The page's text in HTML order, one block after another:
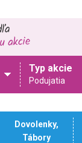
Typ akcie
Podujatia
Dovolenky,
Tábory